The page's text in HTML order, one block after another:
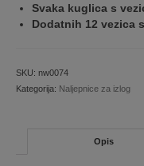
Svaka kuglica s
Dodatnih 12 vezica
SKU: nw0074
Kategorija: Naljepnice za izlog
Opis